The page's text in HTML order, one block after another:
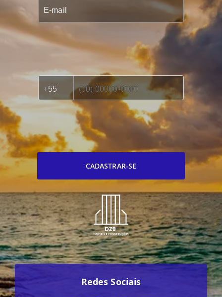
CADASTRAR-SE
Redes Sociais